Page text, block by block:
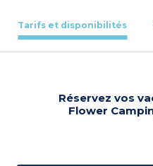
Tarifs et disponibilités
Réservez vos
Flower